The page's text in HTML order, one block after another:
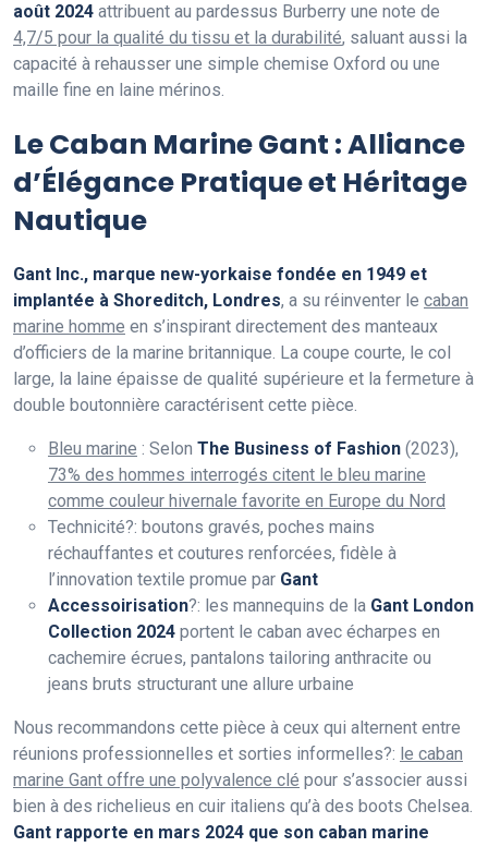
août 2024 attribuent au pardessus Burberry une note de
4,7/5 pour la qualité du tissu et la durabilité, saluant aussi la
capacité à rehausser une simple chemise Oxford ou une
maille fine en laine mérinos.
Le Caban Marine Gant : Alliance
d’Élégance Pratique et Héritage
Nautique
Gant Inc., marque new-yorkaise fondée en 1949 et
implantée à Shoreditch, Londres, a su réinventer le caban
marine homme en s’inspirant directement des manteaux
d’officiers de la marine britannique. La coupe courte, le col
large, la laine épaisse de qualité supérieure et la fermeture à
double boutonnière caractérisent cette pièce.
Bleu marine : Selon The Business of Fashion (2023),
73% des hommes interrogés citent le bleu marine
comme couleur hivernale favorite en Europe du Nord
Technicité?: boutons gravés, poches mains
réchauffantes et coutures renforcées, fidèle à
l’innovation textile promue par Gant
Accessoirisation?: les mannequins de la Gant London
Collection 2024 portent le caban avec écharpes en
cachemire écrues, pantalons tailoring anthracite ou
jeans bruts structurant une allure urbaine
Nous recommandons cette pièce à ceux qui alternent entre
réunions professionnelles et sorties informelles?: le caban
marine Gant offre une polyvalence clé pour s’associer aussi
bien à des richelieus en cuir italiens qu’à des boots Chelsea.
Gant rapporte en mars 2024 que son caban marine